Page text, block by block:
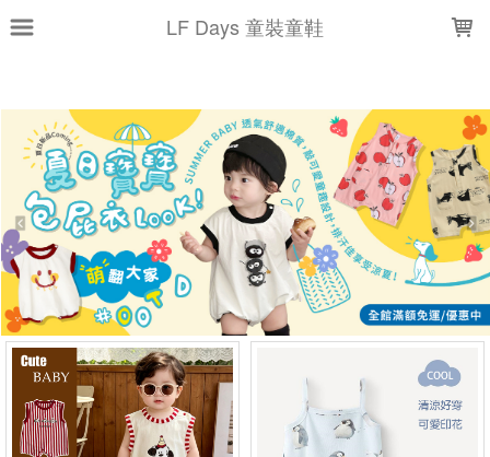
LF Days 童裝童鞋
上架時間 銷售價格
樣式尺寸篩選
全部樣式 藍 白
紅
黃
綠 灰 黑
米
包屁衣
全部尺寸 59 66
80
90 100 110
130